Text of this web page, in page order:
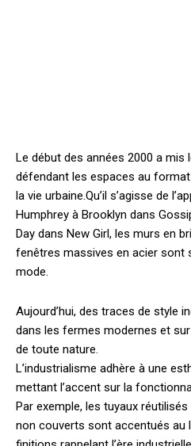
Le début des années 2000 a mis
défendant les espaces au
la vie urbaine.Qu’il s’agisse de
Humphrey à Brooklyn dans
Day dans New Girl, les murs en
fenêtres massives en acier sont
mode.
Aujourd’hui, des traces de style
dans les fermes modernes et
de toute nature.
L’industrialisme adhère à une
mettant l’accent sur la
Par exemple, les tuyaux
non couverts sont accentués au